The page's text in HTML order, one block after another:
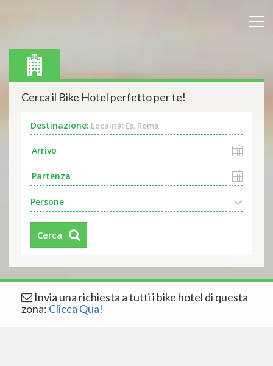
Cerca il Bike Hotel perfetto per te!
Destinazione: Località: Es. Roma
Persone
Cerca
Invia una richiesta a tutti i bike hotel di questa
zona: Clicca Qua!